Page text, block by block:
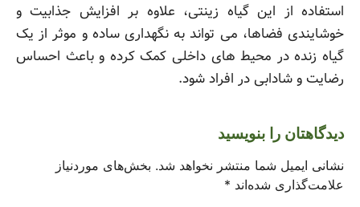
استفاده از این گیاه زینتی، علاوه بر افزایش جذابیت و
خوشایندی فضاها، می تواند به نگهداری ساده و موثر از یک
گیاه زنده در محیط های داخلی کمک کرده و باعث احساس
رضایت و شادابی در افراد شود.
دیدگاهتان را بنویسید
نشانی ایمیل شما منتشر نخواهد شد. بخش‌های موردنیاز
علامت‌گذاری شده‌اند *